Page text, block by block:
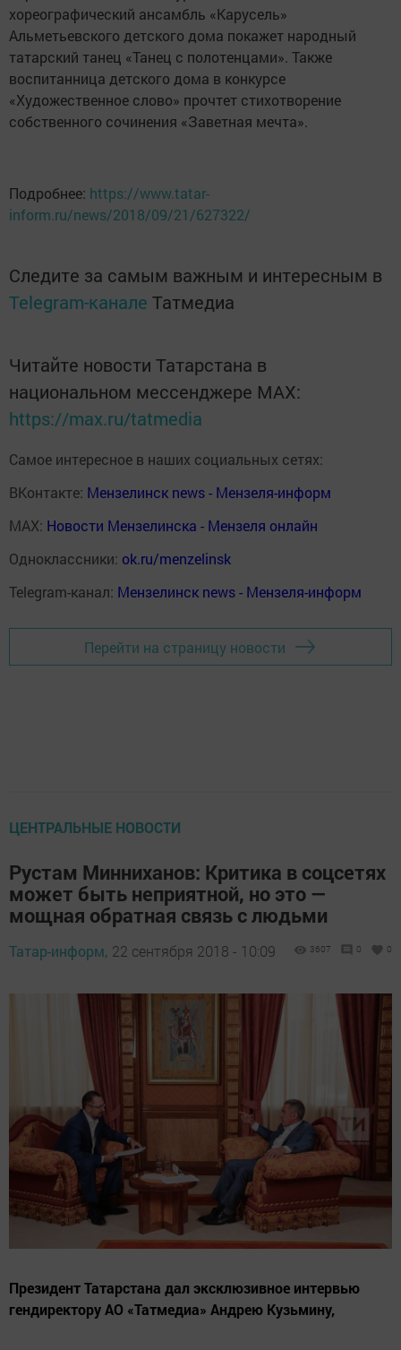
хореографический ансамбль «Карусель»
Альметьевского детского дома покажет народный
татарский танец «Танец с полотенцами». Также
воспитанница детского дома в конкурсе
«Художественное слово» прочтет стихотворение
собственного сочинения «Заветная мечта».
Подробнее: https://www.tatar-
inform.ru/news/2018/09/21/627322/
Следите за самым важным и интересным в
Telegram-канале Татмедиа
Читайте новости Татарстана в
национальном мессенджере MАХ:
https://max.ru/tatmedia
Самое интересное в наших социальных сетях:
ВКонтакте: Мензелинск news - Мензеля-информ
MAX: Новости Мензелинска - Мензеля онлайн
Одноклассники: ok.ru/menzelinsk
Telegram-канал: Мензелинск news - Мензеля-информ
Перейти на страницу новости
ЦЕНТРАЛЬНЫЕ НОВОСТИ
Рустам Минниханов: Критика в соцсетях
может быть неприятной, но это —
мощная обратная связь с людьми
Татар-информ, 22 сентября 2018 - 10:09 3607 0 0
Президент Татарстана дал эксклюзивное интервью
гендиректору АО «Татмедиа» Андрею Кузьмину,